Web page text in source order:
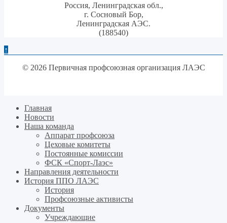
Россия, Ленинградская обл.,
г. Сосновый Бор,
Ленинградская АЭС.
(188540)
↑
© 2026 Первичная профсоюзная организация ЛАЭС
Главная
Новости
Наша команда
Аппарат профсоюза
Цеховые комитеты
Постоянные комиссии
ФСК «Спорт-Лаэс»
Направления деятельности
История ППО ЛАЭС
История
Профсоюзные активисты
Документы
Учреждающие